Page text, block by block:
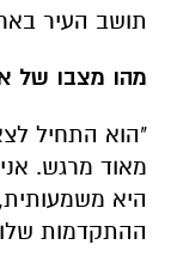
"הוא התחיל
היא משמעותית,
משרד הביטחון
שרירים בגוף,